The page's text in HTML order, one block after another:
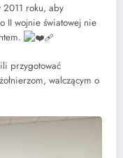
2011 roku, aby
II wojnie światowej nie
przygotować
walczącym o